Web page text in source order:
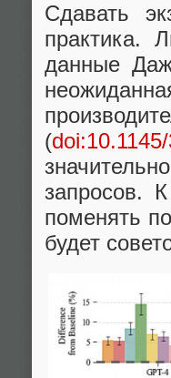
Cдавать
практика.
данные
(
запросов.
поменять
будет